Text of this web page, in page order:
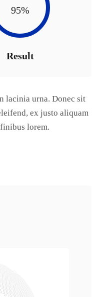
95%
Result
lacinia urna. Donec sit
ex justo aliquam
lorem.